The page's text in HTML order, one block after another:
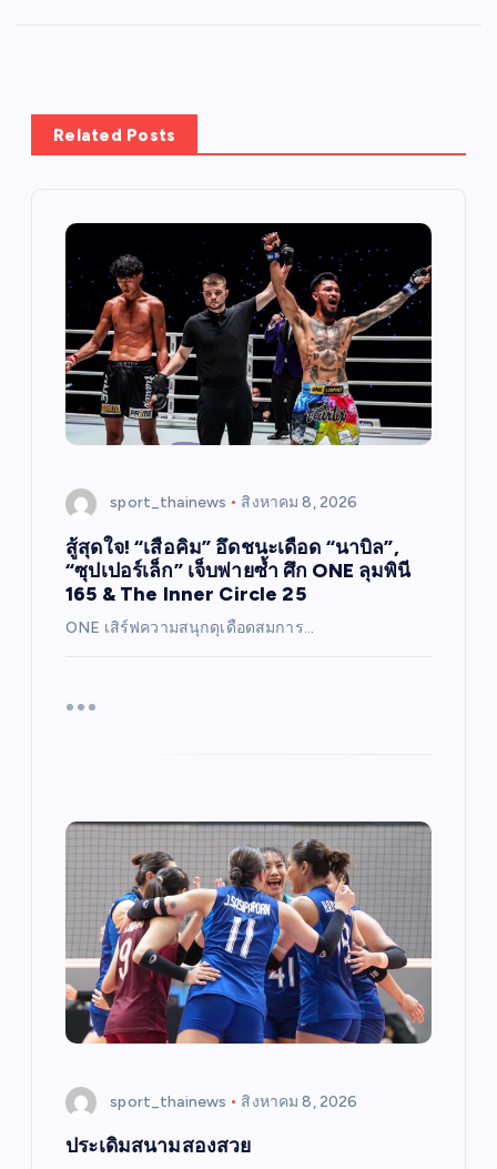
Related Posts
sport_thainews สิงหาคม 8, 2026
สู้สุดใจ! “เสือคิม” อึดชนะเดือด “นาบิล”,
“ซุปเปอร์เล็ก” เจ็บพ่ายซ้ำ ศึก ONE ลุมพินี
165 & The Inner Circle 25
ONE เสิร์ฟความสนุกดุเดือดสมการ…
sport_thainews สิงหาคม 8, 2026
ประเดิมสนามสองสวย